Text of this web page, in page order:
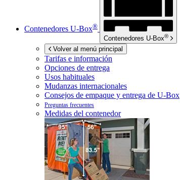
Contenedores U-Box®
Contenedores U-Box®
Volver al menú principal
Tarifas e información
Opciones de entrega
Usos habituales
Mudanzas internacionales
Consejos de empaque y entrega de U-Box
Preguntas frecuentes
Medidas del contenedor